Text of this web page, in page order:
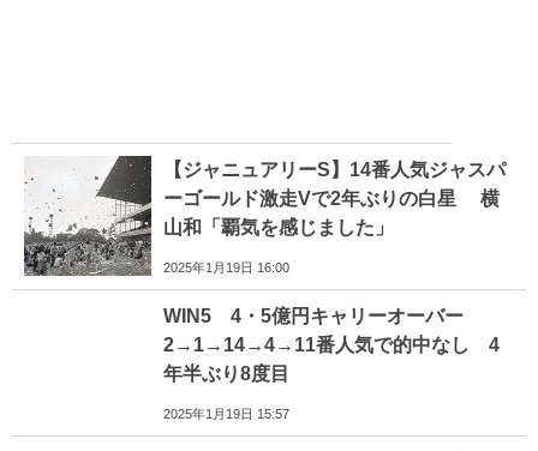
【ジャニュアリーS】14番人気ジャスパ
ーゴールド激走Vで2年ぶりの白星 横
山和「覇気を感じました」
2025年1月19日 16:00
WIN5 4・5億円キャリーオーバー
2→1→14→4→11番人気で的中なし 4
年半ぶり8度目
2025年1月19日 15:57